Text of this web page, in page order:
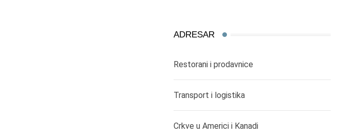
ADRESAR
Restorani i prodavnice
Transport i logistika
Crkve u Americi i Kanadi